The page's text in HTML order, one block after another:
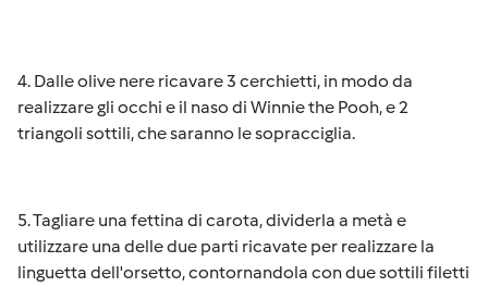
4. Dalle olive nere ricavare 3 cerchietti, in modo da
realizzare gli occhi e il naso di Winnie the Pooh, e 2
triangoli sottili, che saranno le sopracciglia.
5. Tagliare una fettina di carota, dividerla a metà e
utilizzare una delle due parti ricavate per realizzare la
linguetta dell'orsetto, contornandola con due sottili filetti